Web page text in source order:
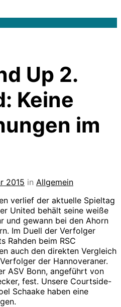
Up 2.
Keine
im
2015 in Allgemein
verlief der aktuelle Spieltag
United behält seine weiße
und gewann bei den Ahorn
Im Duell der Verfolger
Rahden beim RSC
auch den direkten Vergleich
der Hannoveraner.
ASV Bonn, angeführt von
fest. Unsere Courtside-
Schaake haben eine